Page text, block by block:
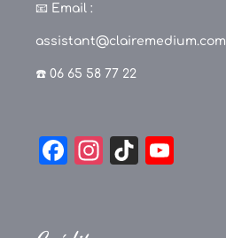
📧 Email :
assistant@clairemedium.com
☎️ 06 65 58 77 22
F
In
Ti